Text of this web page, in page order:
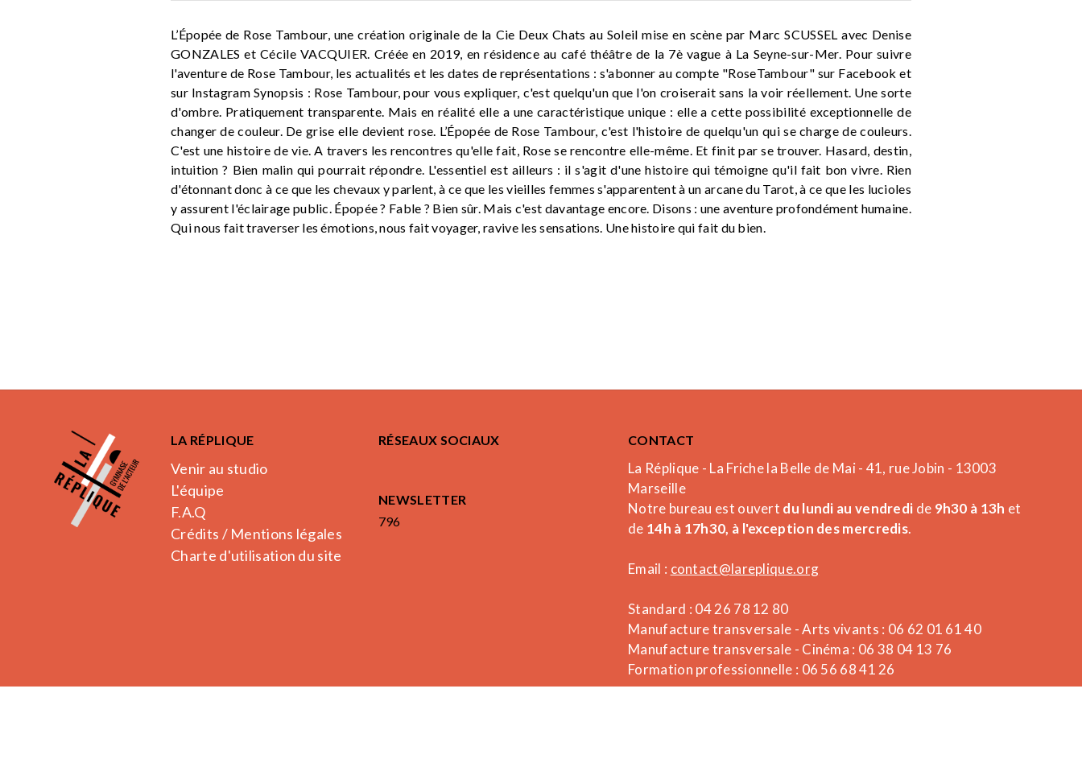
L’Épopée de Rose Tambour, une création originale de la Cie Deux Chats au Soleil mise en scène par Marc SCUSSEL avec Denise
GONZALES et Cécile VACQUIER. Créée en 2019, en résidence au café théâtre de la 7è vague à La Seyne-sur-Mer. Pour suivre
l'aventure de Rose Tambour, les actualités et les dates de représentations : s'abonner au compte "RoseTambour" sur Facebook et
sur Instagram Synopsis : Rose Tambour, pour vous expliquer, c'est quelqu'un que l'on croiserait sans la voir réellement. Une sorte
d'ombre. Pratiquement transparente. Mais en réalité elle a une caractéristique unique : elle a cette possibilité exceptionnelle de
changer de couleur. De grise elle devient rose. L’Épopée de Rose Tambour, c'est l'histoire de quelqu'un qui se charge de couleurs.
C'est une histoire de vie. A travers les rencontres qu'elle fait, Rose se rencontre elle-même. Et finit par se trouver. Hasard, destin,
intuition ? Bien malin qui pourrait répondre. L'essentiel est ailleurs : il s'agit d'une histoire qui témoigne qu'il fait bon vivre. Rien
d'étonnant donc à ce que les chevaux y parlent, à ce que les vieilles femmes s'apparentent à un arcane du Tarot, à ce que les lucioles
y assurent l'éclairage public. Épopée ? Fable ? Bien sûr. Mais c'est davantage encore. Disons : une aventure profondément humaine.
Qui nous fait traverser les émotions, nous fait voyager, ravive les sensations. Une histoire qui fait du bien.
LA RÉPLIQUE
Venir au studio
L'équipe
F.A.Q
Crédits / Mentions légales
Charte d'utilisation du site
RÉSEAUX SOCIAUX
NEWSLETTER
796
CONTACT
La Réplique - La Friche la Belle de Mai - 41, rue Jobin - 13003
Marseille
Notre bureau est ouvert du lundi au vendredi de 9h30 à 13h et
de 14h à 17h30, à l'exception des mercredis.
Email : contact@lareplique.org
Standard : 04 26 78 12 80
Manufacture transversale - Arts vivants : 06 62 01 61 40
Manufacture transversale - Cinéma : 06 38 04 13 76
Formation professionnelle : 06 56 68 41 26